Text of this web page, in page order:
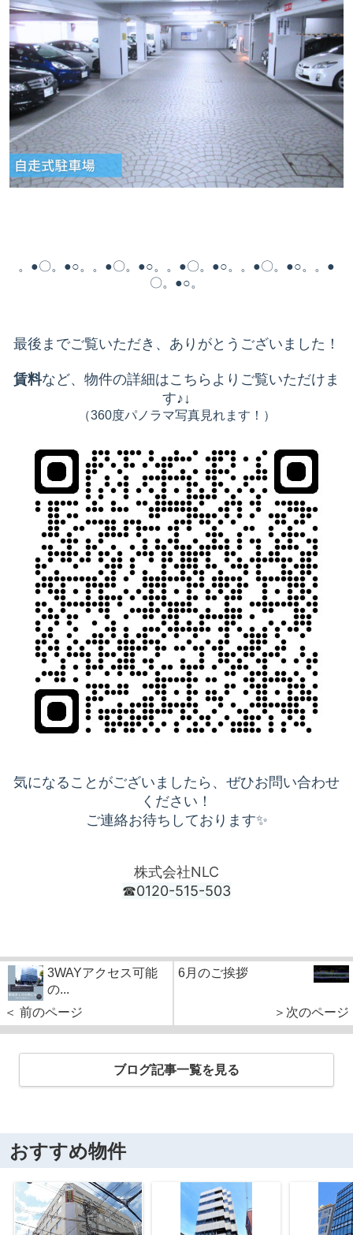
。●〇。●○。。●〇。●○。。●〇。●○。。●〇。●○。。●
〇。●○。
最後までご覧いただき、ありがとうございました！
賃料など、物件の詳細はこちらよりご覧いただけま
す♪↓
（360度パノラマ写真見れます！）
気になることがございましたら、ぜひお問い合わせ
ください！
ご連絡お待ちしております✨
株式会社NLC
☎0120-515-503
3WAYアクセス可能
の...
＜ 前のページ
6月のご挨拶
＞次のページ
ブログ記事一覧を見る
おすすめ物件